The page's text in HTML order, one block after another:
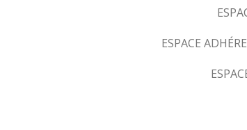
ESPACE